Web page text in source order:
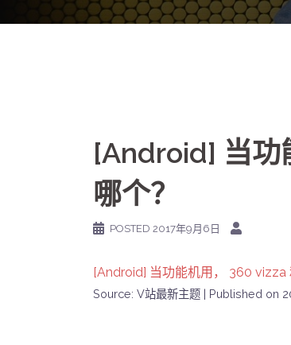
[Android] 当功
哪个？
POSTED 2017年9月6日
[Android] 当功能机用， 360 vizza
Source: V站最新主题 Published on